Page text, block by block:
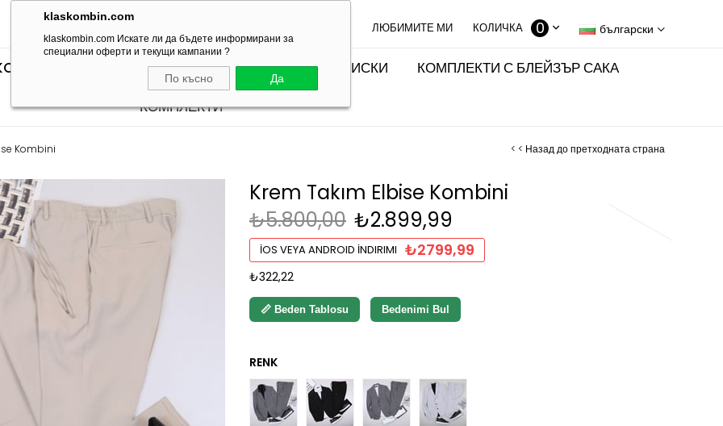
klaskombin.com
klaskombin.com Искате ли да бъдете информирани за
специални оферти и текущи кампании ?
По късно Да
български
КОЛИЧКА 0
SEÇTİKLERİMİZ КОМПЛЕКТИ С ТЕНИСКИ
КОМПЛЕКТИ С БЛЕЙЗЪР САКА
КОМПЛЕКТИ
Kombini < < Назад до претходната страна
Krem Takım Elbise Kombini
₺5.800,00 ₺2.899,99
İOS VEYA ANDROID İNDIRIMI ₺2799,99
₺322,22
📏 Beden Tablosu Bedenimi Bul